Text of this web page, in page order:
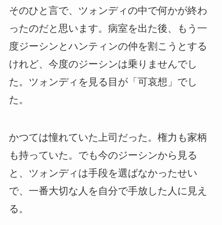
そのひと言で、ツォンディの中で何かが終わ
ったのだと思います。病室を出た後、もう一
度ジーシンとハンティンの仲を割こうとする
けれど、今度のジーシンは乗りませんでし
た。ツォンディを見る目が「可哀想」でし
た。
かつては憧れていた上司だった。権力も家柄
も持っていた。でも今のジーシンから見る
と、ツォンディは手段を選ばなかったせい
で、一番大切な人を自分で手放した人に見え
る。